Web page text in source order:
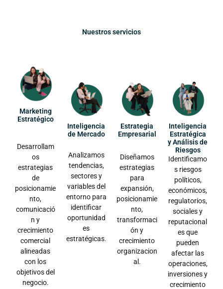
Nuestros servicios
Marketing
Estratégico
Desarrollam
os
estrategias
de
posicionamie
nto,
comunicació
n y
crecimiento
comercial
alineadas
con los
objetivos del
negocio.
Inteligencia
de Mercado
Analizamos
tendencias,
sectores y
variables del
entorno para
identificar
oportunidad
es
estratégicas.
Estrategia
Empresarial
Diseñamos
estrategias
para
expansión,
posicionamie
nto,
transformaci
ón y
crecimiento
organizacion
al.
Inteligencia
Estratégica
y Análisis de
Riesgos
Identificamo
s riesgos
políticos,
económicos,
regulatorios,
sociales y
reputacional
es que
pueden
afectar las
operaciones,
inversiones y
crecimiento